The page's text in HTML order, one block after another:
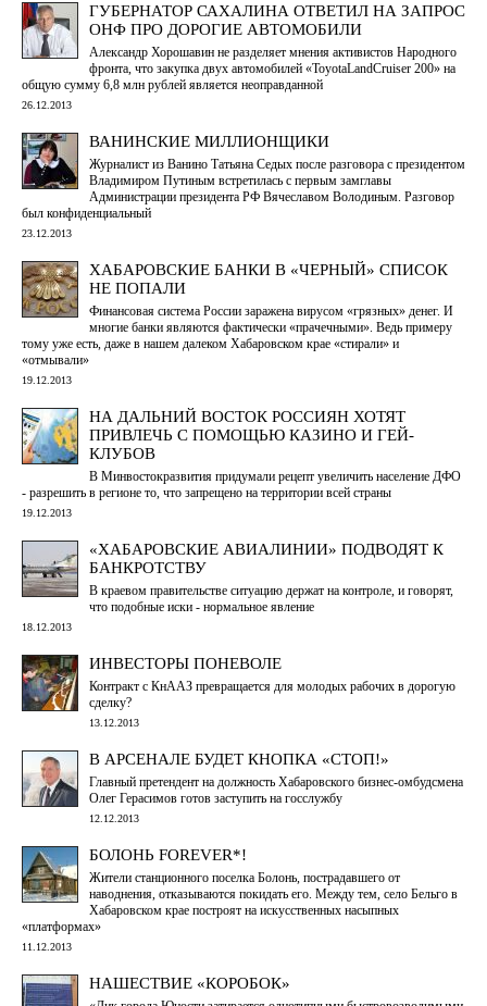
ГУБЕРНАТОР САХАЛИНА ОТВЕТИЛ НА ЗАПРОС
ОНФ ПРО ДОРОГИЕ АВТОМОБИЛИ
Александр Хорошавин не разделяет мнения активистов Народного
фронта, что закупка двух автомобилей «ToyotaLandCruiser 200» на
общую сумму 6,8 млн рублей является неоправданной
26.12.2013
ВАНИНСКИЕ МИЛЛИОНЩИКИ
Журналист из Ванино Татьяна Седых после разговора с президентом
Владимиром Путиным встретилась с первым замглавы
Администрации президента РФ Вячеславом Володиным. Разговор
был конфиденциальный
23.12.2013
ХАБАРОВСКИЕ БАНКИ В «ЧЕРНЫЙ» СПИСОК
НЕ ПОПАЛИ
Финансовая система России заражена вирусом «грязных» денег. И
многие банки являются фактически «прачечными». Ведь примеру
тому уже есть, даже в нашем далеком Хабаровском крае «стирали» и
«отмывали»
19.12.2013
НА ДАЛЬНИЙ ВОСТОК РОССИЯН ХОТЯТ
ПРИВЛЕЧЬ С ПОМОЩЬЮ КАЗИНО И ГЕЙ-
КЛУБОВ
В Минвостокразвития придумали рецепт увеличить население ДФО
- разрешить в регионе то, что запрещено на территории всей страны
19.12.2013
«ХАБАРОВСКИЕ АВИАЛИНИИ» ПОДВОДЯТ К
БАНКРОТСТВУ
В краевом правительстве ситуацию держат на контроле, и говорят,
что подобные иски - нормальное явление
18.12.2013
ИНВЕСТОРЫ ПОНЕВОЛЕ
Контракт с КнААЗ превращается для молодых рабочих в дорогую
сделку?
13.12.2013
В АРСЕНАЛЕ БУДЕТ КНОПКА «СТОП!»
Главный претендент на должность Хабаровского бизнес-омбудсмена
Олег Герасимов готов заступить на госслужбу
12.12.2013
БОЛОНЬ FOREVER*!
Жители станционного поселка Болонь, пострадавшего от
наводнения, отказываются покидать его. Между тем, село Бельго в
Хабаровском крае построят на искусственных насыпных
«платформах»
11.12.2013
НАШЕСТВИЕ «КОРОБОК»